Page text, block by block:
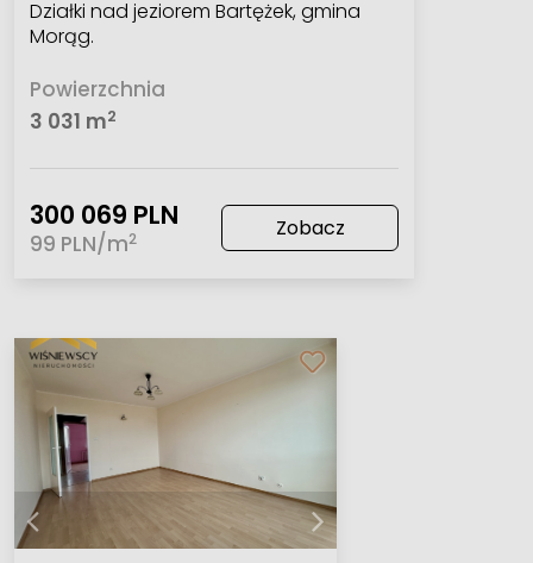
Działki nad jeziorem Bartężek, gmina
Morąg.
Powierzchnia
3 031 m2
300 069 PLN
99 PLN/m2 Zobacz